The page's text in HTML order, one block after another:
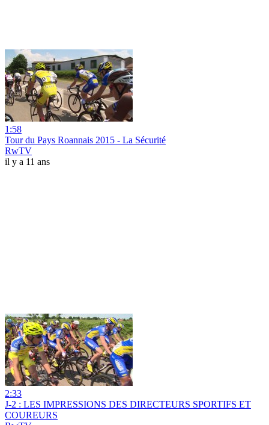
1:58
Tour du Pays Roannais 2015 - La Sécurité
RwTV
il y a 11 ans
2:33
J-2 : LES IMPRESSIONS DES DIRECTEURS SPORTIFS ET
COUREURS